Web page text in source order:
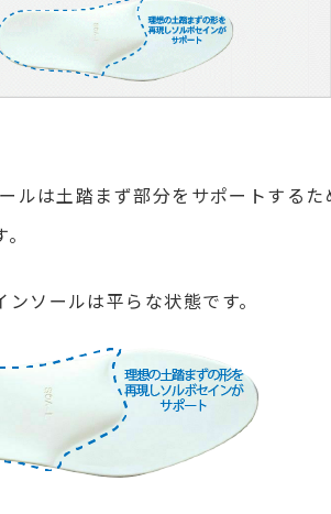
ルは土踏まず部分をサポートするた
ンソールは平らな状態です。